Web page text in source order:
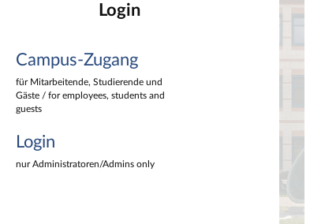
Login
Campus-Zugang
für Mitarbeitende, Studierende und
Gäste / for employees, students and
guests
Login
nur Administratoren/Admins only